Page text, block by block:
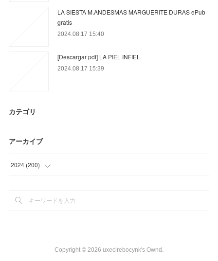
LA SIESTA M.ANDESMAS MARGUERITE DURAS ePub
gratis
2024.08.17 15:40
[Descargar pdf] LA PIEL INFIEL
2024.08.17 15:39
カテゴリ
アーカイブ
2024 (200)
(
Copyright © 2026 uxecirebocynk's Ownd .